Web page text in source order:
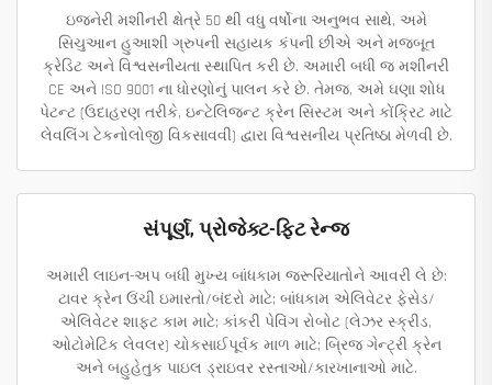
ઇજનેરી મશીનરી ક્ષેત્રે 50 થી વધુ વર્ષોના અનુભવ સાથે, અમે
સિચુઆન હુઆશી ગ્રુપની સહાયક કંપની છીએ અને મજબૂત
ક્રેડિટ અને વિશ્વસનીયતા સ્થાપિત કરી છે. અમારી બધી જ મશીનરી
CE અને ISO 9001 ના ધોરણોનું પાલન કરે છે. તેમજ, અમે ઘણા શોધ
પેટન્ટ (ઉદાહરણ તરીકે, ઇન્ટેલિજન્ટ ક્રેન સિસ્ટમ અને કોંક્રિટ માટે
લેવલિંગ ટેકનોલોજી વિકસાવવી) દ્વારા વિશ્વસનીય પ્રતિષ્ઠા મેળવી છે.
સંપૂર્ણ, પ્રોજેક્ટ-ફિટ રેન્જ
અમારી લાઇન-અપ બધી મુખ્ય બાંધકામ જરૂરિયાતોને આવરી લે છે:
ટાવર ક્રેન ઉંચી ઇમારતો/બંદરો માટે; બાંધકામ એલિવેટર ફેસેડ/
એલિવેટર શાફ્ટ કામ માટે; કાંકરી પેવિંગ રોબોટ (લેઝર સ્ક્રીડ,
ઓટોમેટિક લેવલર) ચોકસાઈપૂર્વક માળ માટે; બ્રિજ ગેન્ટ્રી ક્રેન
અને બહુહેતુક પાઇલ ડ્રાઇવર રસ્તાઓ/કારખાનાઓ માટે.